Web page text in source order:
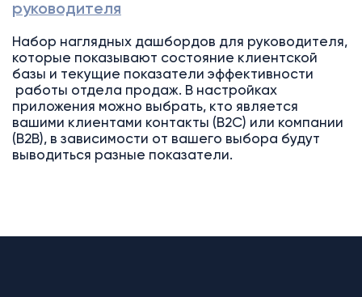
руководителя
Набор наглядных дашбордов для руководителя,
которые показывают состояние клиентской
базы и текущие показатели эффективности
работы отдела продаж. В настройках
приложения можно выбрать, кто является
вашими клиентами контакты (B2C) или компании
(B2B), в зависимости от вашего выбора будут
выводиться разные показатели.